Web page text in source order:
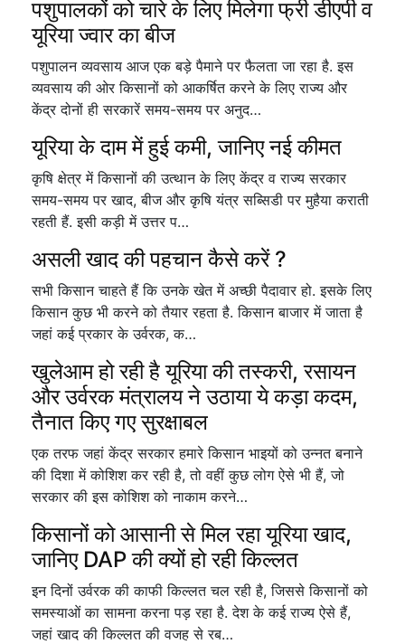
पशुपालकों को चारे के लिए मिलेगा फ्री डीएपी व
यूरिया ज्वार का बीज
पशुपालन व्यवसाय आज एक बड़े पैमाने पर फैलता जा रहा है. इस
व्यवसाय की ओर किसानों को आकर्षित करने के लिए राज्य और
केंद्र दोनों ही सरकारें समय-समय पर अनुद…
यूरिया के दाम में हुई कमी, जानिए नई कीमत
कृषि क्षेत्र में किसानों की उत्थान के लिए केंद्र व राज्य सरकार
समय-समय पर खाद, बीज और कृषि यंत्र सब्सिडी पर मुहैया कराती
रहती हैं. इसी कड़ी में उत्तर प…
असली खाद की पहचान कैसे करें ?
सभी किसान चाहते हैं कि उनके खेत में अच्छी पैदावार हो. इसके लिए
किसान कुछ भी करने को तैयार रहता है. किसान बाजार में जाता है
जहां कई प्रकार के उर्वरक, क…
खुलेआम हो रही है यूरिया की तस्करी, रसायन
और उर्वरक मंत्रालय ने उठाया ये कड़ा कदम,
तैनात किए गए सुरक्षाबल
एक तरफ जहां केंद्र सरकार हमारे किसान भाइयों को उन्नत बनाने
की दिशा में कोशिश कर रही है, तो वहीं कुछ लोग ऐसे भी हैं, जो
सरकार की इस कोशिश को नाकाम करने…
किसानों को आसानी से मिल रहा यूरिया खाद,
जानिए DAP की क्यों हो रही किल्लत
इन दिनों उर्वरक की काफी किल्लत चल रही है, जिससे किसानों को
समस्याओं का सामना करना पड़ रहा है. देश के कई राज्य ऐसे हैं,
जहां खाद की किल्लत की वजह से रब…